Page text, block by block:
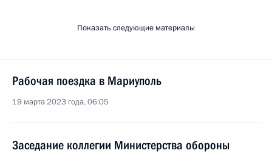
Показать следующие материалы
Рабочая поездка в Мариуполь
19 марта 2023 года, 06:05
Заседание коллегии Министерства обороны